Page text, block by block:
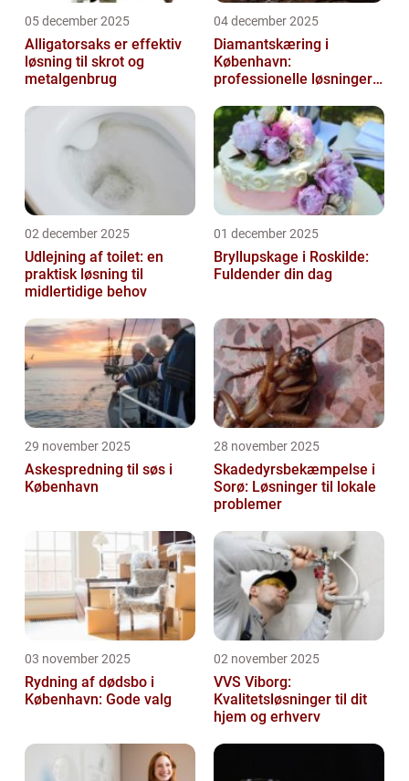
05 december 2025
Alligatorsaks er effektiv
løsning til skrot og
metalgenbrug
04 december 2025
Diamantskæring i
København:
professionelle løsninger
02 december 2025
Udlejning af toilet: en
praktisk løsning til
midlertidige behov
01 december 2025
Bryllupskage i Roskilde:
Fuldender din dag
29 november 2025
Askespredning til søs i
København
28 november 2025
Skadedyrsbekæmpelse i
Sorø: Løsninger til lokale
problemer
03 november 2025
Rydning af dødsbo i
København: Gode valg
02 november 2025
VVS Viborg:
Kvalitetsløsninger til dit
hjem og erhverv